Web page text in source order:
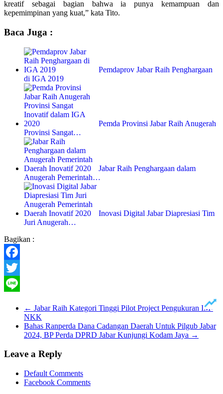
kreatif sebagai bagian bahwa ia punya kemampuan dan
kepemimpinan yang kuat,” kata Tito.
Baca Juga :
Pemdaprov Jabar Raih Penghargaan
di IGA 2019
Pemda Provinsi Jabar Raih Anugerah
Provinsi Sangat…
Jabar Raih Penghargaan dalam
Anugerah Pemerintah…
Inovasi Digital Jabar Diapresiasi Tim
Juri Anugerah…
Bagikan :
Facebook
Twitter
← Jabar Raih Kategori Tinggi Pilot Project Pengukuran IM-
NKK
Bahas Ranperda Dana Cadangan Daerah Untuk Pilgub Jabar
2024, BP Perda DPRD Jabar Kunjungi Kodam Jaya →
Leave a Reply
Default Comments
Facebook Comments